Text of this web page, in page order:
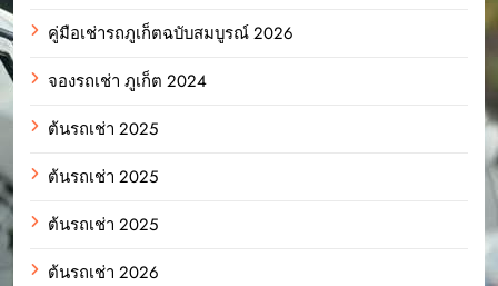
คู่มือเช่ารถภูเก็ตฉบับสมบูรณ์ 2026
จองรถเช่า ภูเก็ต 2024
ต้นรถเช่า 2025
ต้นรถเช่า 2025
ต้นรถเช่า 2025
ต้นรถเช่า 2026